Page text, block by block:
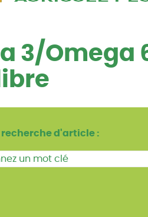
3/Omega
recherche d'article :